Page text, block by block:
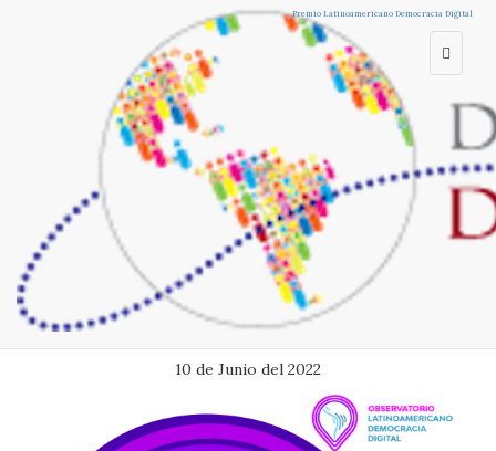
Premio Latinoamericano Democracia Digital
EncuentroObservatorioPublicaciones
Women Tech LeadersInnovApp Latinoamérica
Escuela (EFD)
Lanzamiento del
Observatorio
Latinoamericano
Democracia Digital
en IX Cumbre de las
Américas
10 de Junio del 2022